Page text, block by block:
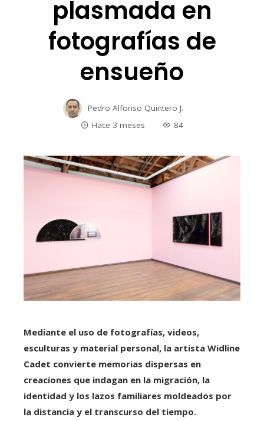
plasmada en
fotografías de
ensueño
Pedro Alfonso Quintero J.
Hace 3 meses
84
Mediante el uso de fotografías, videos,
esculturas y material personal, la artista Widline
Cadet convierte memorias dispersas en
creaciones que indagan en la migración, la
identidad y los lazos familiares moldeados por
la distancia y el transcurso del tiempo.